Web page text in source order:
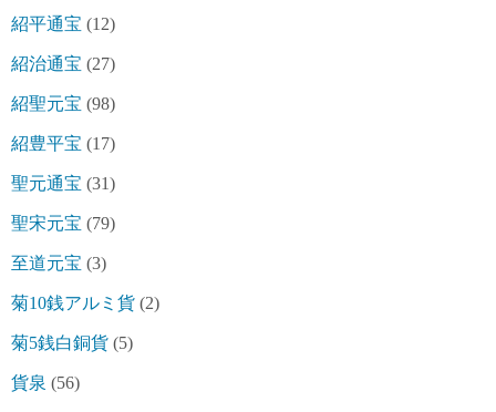
紹平通宝 (12)
紹治通宝 (27)
紹聖元宝 (98)
紹豊平宝 (17)
聖元通宝 (31)
聖宋元宝 (79)
至道元宝 (3)
菊10銭アルミ貨 (2)
菊5銭白銅貨 (5)
貨泉 (56)